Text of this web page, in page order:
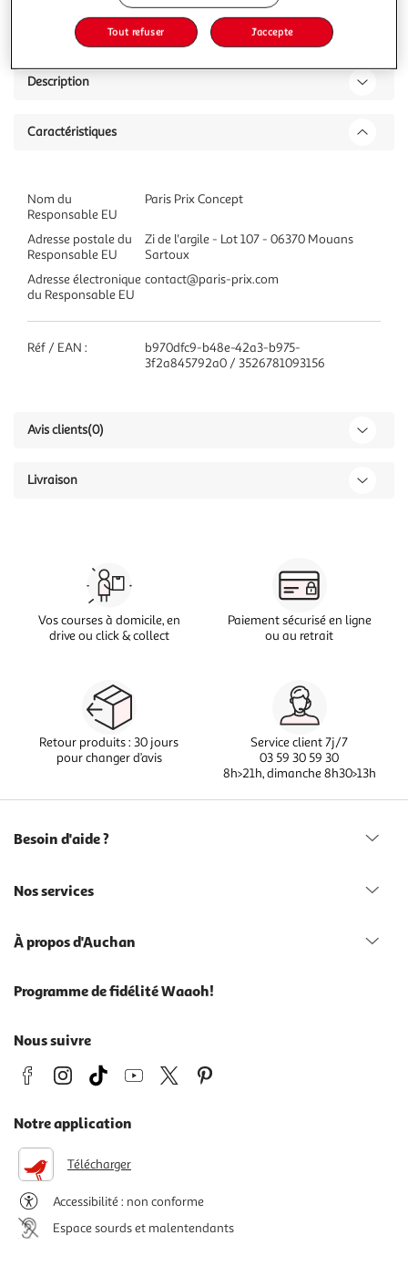
Description
Caractéristiques
Nom du
Responsable EU
Paris Prix Concept
Adresse postale du
Responsable EU
Zi de l'argile - Lot 107 - 06370 Mouans
Sartoux
Adresse électronique
du Responsable EU
contact@paris-prix.com
Réf / EAN :
b970dfc9-b48e-42a3-b975-
3f2a845792a0 / 3526781093156
Avis clients(0)
Livraison
Vos courses à domicile, en
drive ou click & collect
Paiement sécurisé en ligne
ou au retrait
Retour produits : 30 jours
pour changer d’avis
Service client 7j/7
03 59 30 59 30
8h>21h, dimanche 8h30>13h
Besoin d'aide ?
Nos services
À propos d'Auchan
Programme de fidélité Waaoh!
Nous suivre
Notre application
Télécharger
Accessibilité : non conforme
Espace sourds et malentendants
Tout refuser J'accepte